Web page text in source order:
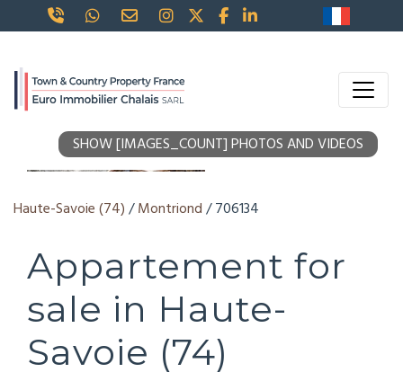
SHOW [IMAGES_COUNT] PHOTOS AND VIDEOS
Haute-Savoie (74)/Montriond/ 706134
Appartement for
sale in Haute-
Savoie (74)